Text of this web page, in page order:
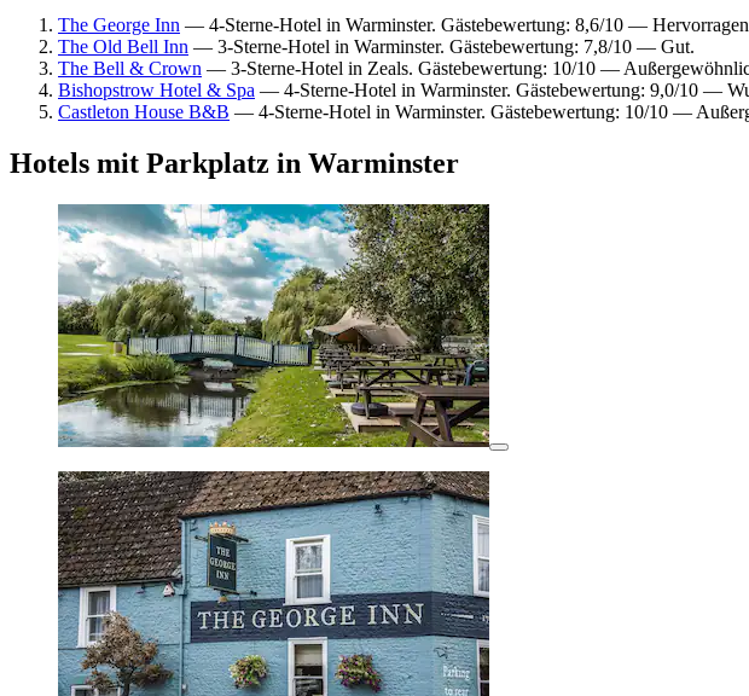
The George Inn — 4-Sterne-Hotel in Warminster. Gästebewertung: 8,6/10 —
The Old Bell Inn — 3-Sterne-Hotel in Warminster. Gästebewertung: 7,8/10 — Gut.
The Bell & Crown — 3-Sterne-Hotel in Zeals. Gästebewertung: 10/10 —
Bishopstrow Hotel & Spa — 4-Sterne-Hotel in Warminster. Gästebewertung: 9,0/10 —
Castleton House B&B — 4-Sterne-Hotel in Warminster. Gästebewertung: 10/10 —
Hotels mit Parkplatz in Warminster